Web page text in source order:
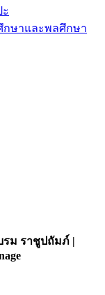
กษาและพลศึกษา
รม ราชูปถัมภ์ |